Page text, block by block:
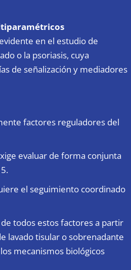
en el estudio de
o la psoriasis, cuya
de señalización y mediadores
factores reguladores del
evaluar de forma conjunta
el seguimiento coordinado
todos estos factores a partir
lavado tisular o sobrenadante
mecanismos biológicos